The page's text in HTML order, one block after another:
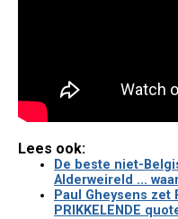
Lees ook:
De beste niet-
Alderweireld ...
Paul Gheysens
PRIKKELENDE